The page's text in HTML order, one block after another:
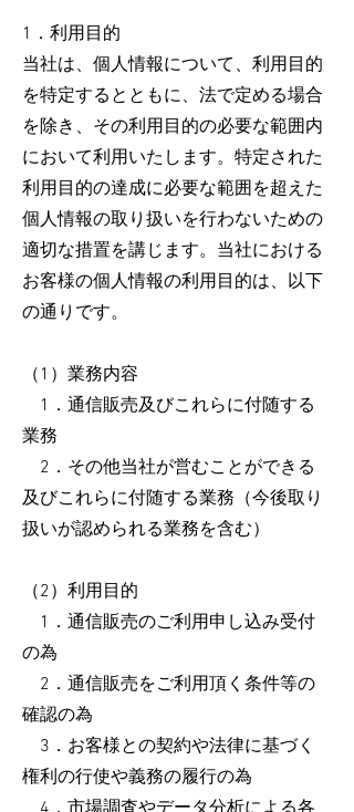
1．利用目的
当社は、個人情報について、利用目的
を特定するとともに、法で定める場合
を除き、その利用目的の必要な範囲内
において利用いたします。特定された
利用目的の達成に必要な範囲を超えた
個人情報の取り扱いを行わないための
適切な措置を講じます。当社における
お客様の個人情報の利用目的は、以下
の通りです。
（1）業務内容
1．通信販売及びこれらに付随する
業務
2．その他当社が営むことができる
及びこれらに付随する業務（今後取り
扱いが認められる業務を含む）
（2）利用目的
1．通信販売のご利用申し込み受付
の為
2．通信販売をご利用頂く条件等の
確認の為
3．お客様との契約や法律に基づく
権利の行使や義務の履行の為